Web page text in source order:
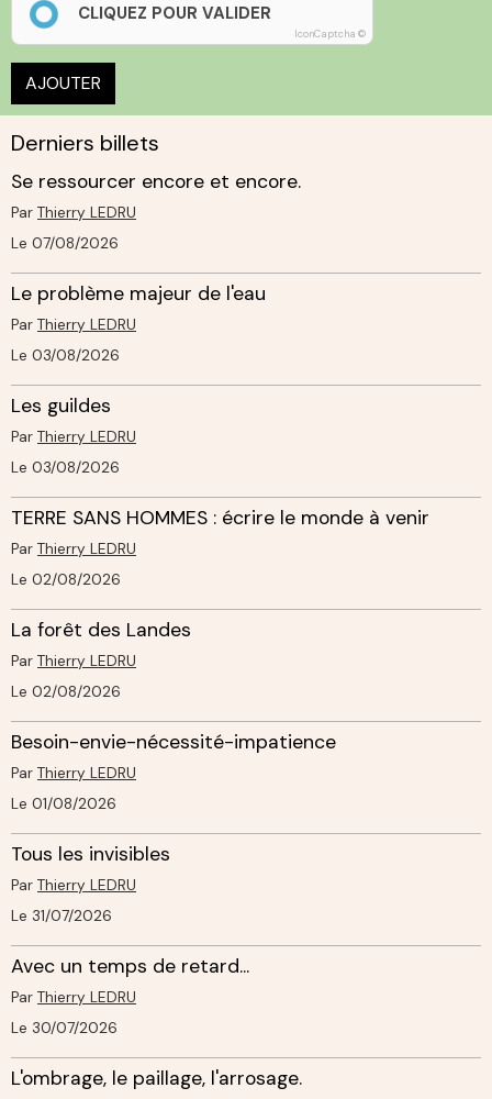
CLIQUEZ POUR VALIDER
IconCaptcha ©
AJOUTER
Derniers billets
Se ressourcer encore et encore.
Par Thierry LEDRU
Le 07/08/2026
Le problème majeur de l'eau
Par Thierry LEDRU
Le 03/08/2026
Les guildes
Par Thierry LEDRU
Le 03/08/2026
TERRE SANS HOMMES : écrire le monde à venir
Par Thierry LEDRU
Le 02/08/2026
La forêt des Landes
Par Thierry LEDRU
Le 02/08/2026
Besoin-envie-nécessité-impatience
Par Thierry LEDRU
Le 01/08/2026
Tous les invisibles
Par Thierry LEDRU
Le 31/07/2026
Avec un temps de retard...
Par Thierry LEDRU
Le 30/07/2026
L'ombrage, le paillage, l'arrosage.